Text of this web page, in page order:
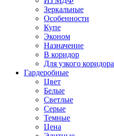
Зеркальные
Особенности
Купе
Эконом
Назначение
В коридор
Для узкого коридора
Гардеробные
Цвет
Белые
Светлые
Серые
Темные
Цена